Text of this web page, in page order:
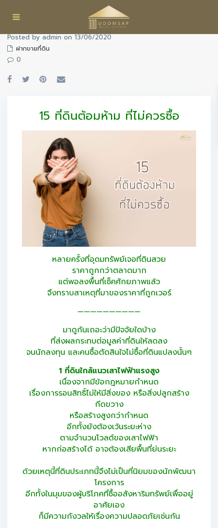
Posted by admin on 13/06/2020
ฝากขายที่ดิน
0
15 ที่ดินต้อมห้าม ที่ไม่ควรซื้อ
หลายครั้งที่อุดมทรัพย์เจอที่ดินสวย
ราคาถูกกว่าตลาดมาก
แต่พอลงพื้นที่เช็คศักยภาพแล้ว
จึงทราบสาเหตุที่มาของราคาที่ถูกเวอร์
——————————
มาดูกันเถอะว่ามีปัจจัยใดบ้าง
ที่ส่งผลกระทบต่อมูลค่าที่ดินให้ลดลง
จนนักลงทุน และคนซื้อตัดสินใจไม่ซื้อที่ดินแปลงนั้นๆ
1 ที่ดินใกล้แนวเสาไฟฟ้าแรงสูง
เนื่องจากมีข้อกฎหมายกำหนด
เรื่องการรอนสิทธิ์ไม่ให้มีสิ่งของ หรือสิ่งปลูกสร้าง
กีดขวาง
หรือสร้างสูงกว่ากำหนด
อีกทั้งยังต้องเว้นระยะห่าง
ตามจำนวนโวลต์ของเสาไฟฟ้า
หากก่อสร้างได้ อาจต้องเสียพื้นที่ย่นระยะ
ด้วยเหตุนี้ที่ดินประเภทนี้จึงไม่เป็นที่นิยมของนักพัฒนา
โครงการ
อีกทั้งในมุมของผู้บริโภคที่ซื้ออสังหาริมทรัพย์เพื่ออยู่
อาศัยเอง
ก็มีความกังวลให้เรื่องความปลอดภัยเช่นกัน